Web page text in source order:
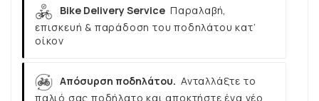
Bike Delivery Service Παραλαβή,
επισκευή & παράδοση του ποδηλάτου κατ’
οίκον
Απόσυρση ποδηλάτου. Ανταλλάξτε το
παλιό σας ποδήλατο και αποκτήστε ένα νέο